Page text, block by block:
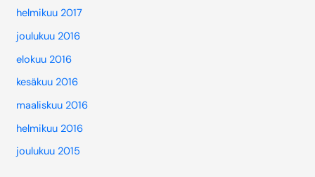
helmikuu 2017
joulukuu 2016
elokuu 2016
kesäkuu 2016
maaliskuu 2016
helmikuu 2016
joulukuu 2015